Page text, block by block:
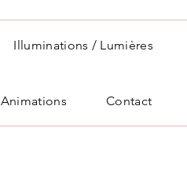
Illuminations / Lumières
Animations Contact